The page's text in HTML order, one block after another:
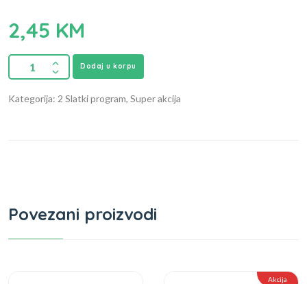
2,45 KM
Dodaj u korpu
Kategorija: 2 Slatki program, Super akcija
Povezani proizvodi
Akcija